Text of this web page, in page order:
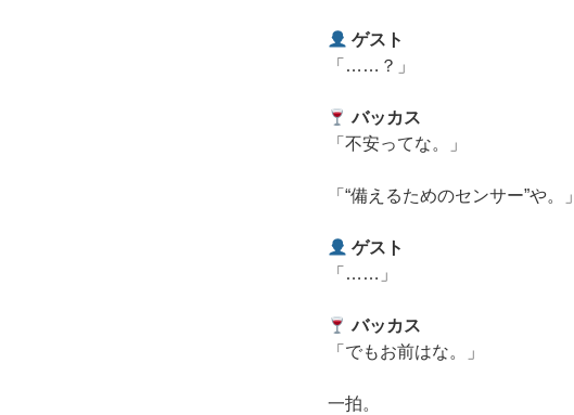
ゲスト
「……？」
バッカス
「不安ってな。」
「“備えるためのセンサー”や。」
ゲスト
「……」
バッカス
「でもお前はな。」
一拍。